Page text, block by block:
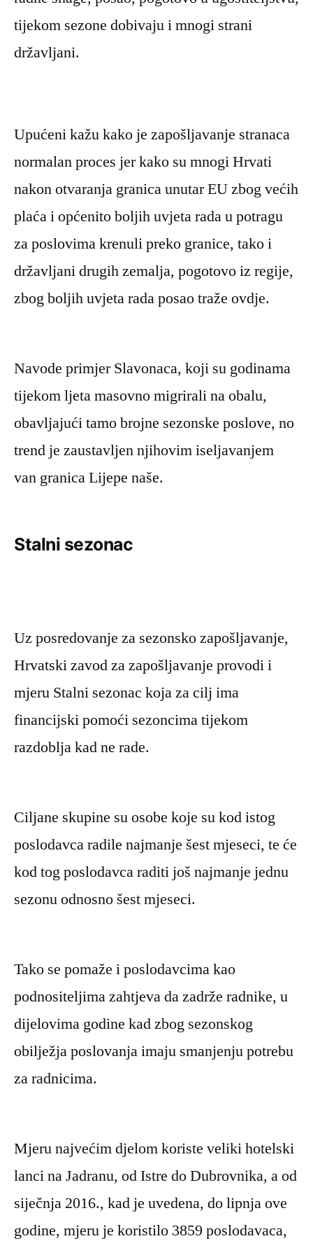
tijekom sezone dobivaju i mnogi strani
državljani.
Upućeni kažu kako je zapošljavanje stranaca
normalan proces jer kako su mnogi Hrvati
nakon otvaranja granica unutar EU zbog većih
plaća i općenito boljih uvjeta rada u potragu
za poslovima krenuli preko granice, tako i
državljani drugih zemalja, pogotovo iz regije,
zbog boljih uvjeta rada posao traže ovdje.
Navode primjer Slavonaca, koji su godinama
tijekom ljeta masovno migrirali na obalu,
obavljajući tamo brojne sezonske poslove, no
trend je zaustavljen njihovim iseljavanjem
van granica Lijepe naše.
Stalni sezonac
Uz posredovanje za sezonsko zapošljavanje,
Hrvatski zavod za zapošljavanje provodi i
mjeru Stalni sezonac koja za cilj ima
financijski pomoći sezoncima tijekom
razdoblja kad ne rade.
Ciljane skupine su osobe koje su kod istog
poslodavca radile najmanje šest mjeseci, te će
kod tog poslodavca raditi još najmanje jednu
sezonu odnosno šest mjeseci.
Tako se pomaže i poslodavcima kao
podnositeljima zahtjeva da zadrže radnike, u
dijelovima godine kad zbog sezonskog
obilježja poslovanja imaju smanjenju potrebu
za radnicima.
Mjeru najvećim djelom koriste veliki hotelski
lanci na Jadranu, od Istre do Dubrovnika, a od
siječnja 2016., kad je uvedena, do lipnja ove
godine, mjeru je koristilo 3859 poslodavaca,